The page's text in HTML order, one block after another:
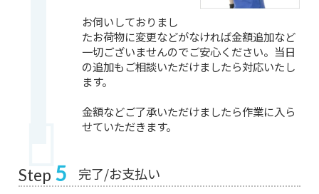
お伺いしておりまし
たお荷物に変更などがなければ金額追加など
一切ございませんのでご安心ください。当日
の追加もご相談いただけましたら対応いたし
ます。
金額などご了承いただけましたら作業に入ら
せていただきます。
Step 5 完了/お支払い